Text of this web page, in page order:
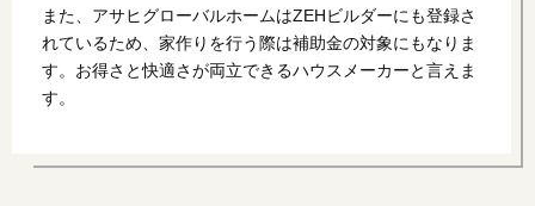
また、アサヒグローバルホームはZEHビルダーにも登録さ
れているため、家作りを行う際は補助金の対象にもなりま
す。お得さと快適さが両立できるハウスメーカーと言えま
す。